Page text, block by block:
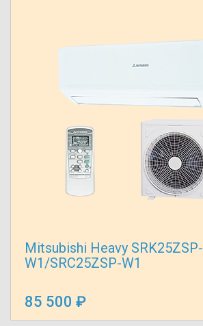
Mitsubishi Heavy SRK25ZSP-
W1/SRC25ZSP-W1
85 500